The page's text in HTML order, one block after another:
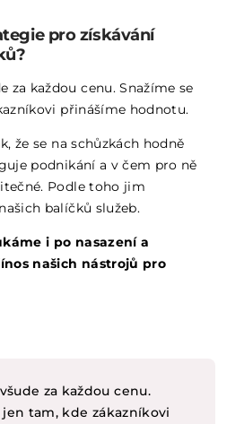
pro získávání
za každou cenu. Snažíme se
přinášíme hodnotu.
že se na schůzkách hodně
podnikání a v čem pro ně
Podle toho jim
balíčků služeb.
i po nasazení a
našich nástrojů pro
za každou cenu.
tam, kde zákazníkovi